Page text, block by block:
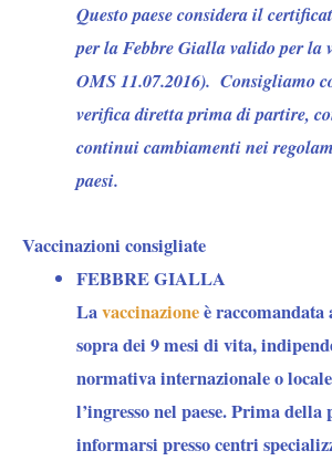
Questo paese considera il
per la Febbre Gialla valido per la
OMS 11.07.2016). Consigliamo
verifica diretta prima di partire,
continui cambiamenti nei
paesi.
Vaccinazioni consigliate
FEBBRE GIALLA
Lavaccinazioneèraccomandata
sopra dei 9 mesi di vita,
normativa internazionale o locale
l’ingresso nel paese. Prima della
informarsi presso centri